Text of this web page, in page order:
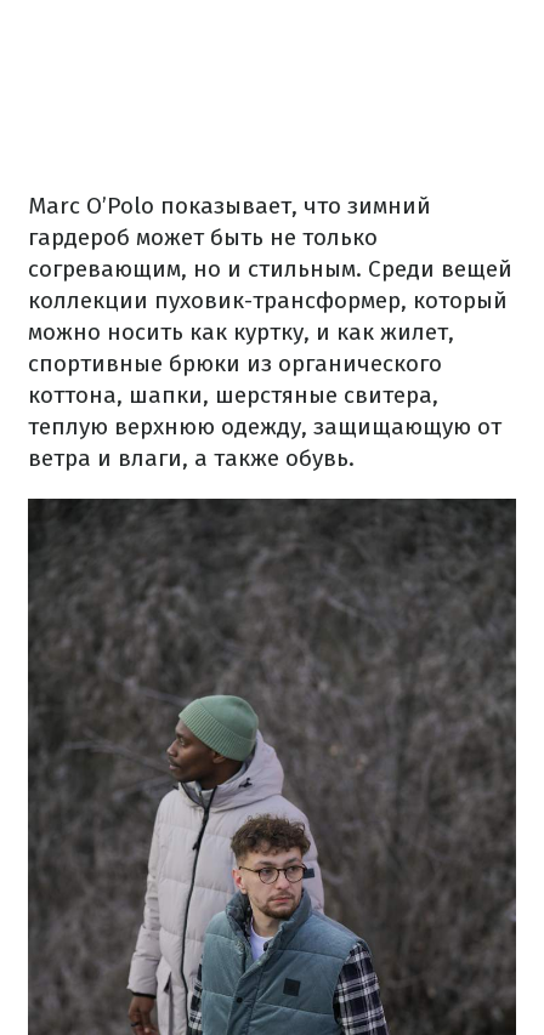
Marc O’Polo показывает, что зимний
гардероб может быть не только
согревающим, но и стильным. Среди вещей
коллекции пуховик-трансформер, который
можно носить как куртку, и как жилет,
спортивные брюки из органического
коттона, шапки, шерстяные свитера,
теплую верхнюю одежду, защищающую от
ветра и влаги, а также обувь.